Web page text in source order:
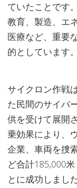
ていたことです
教育、製造、エ
医療など、重要
的としています。
サイクロン作戦
た民間のサイバ
供を受けて展開
乗効果により、
企業、車両を捜
ど合計185,000
とに成功しました